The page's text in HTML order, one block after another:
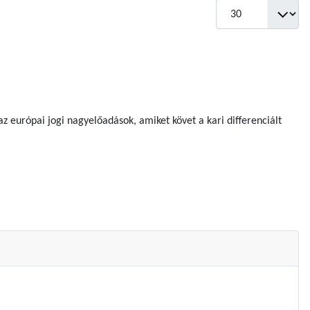
európai jogi nagyelőadások, amiket követ a kari differenciált